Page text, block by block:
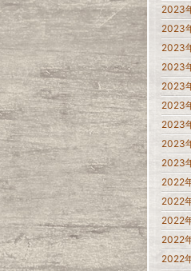
2023
2023
2023
2023
2023
2023
2023
2023
2023
2022
2022
2022
2022
2022